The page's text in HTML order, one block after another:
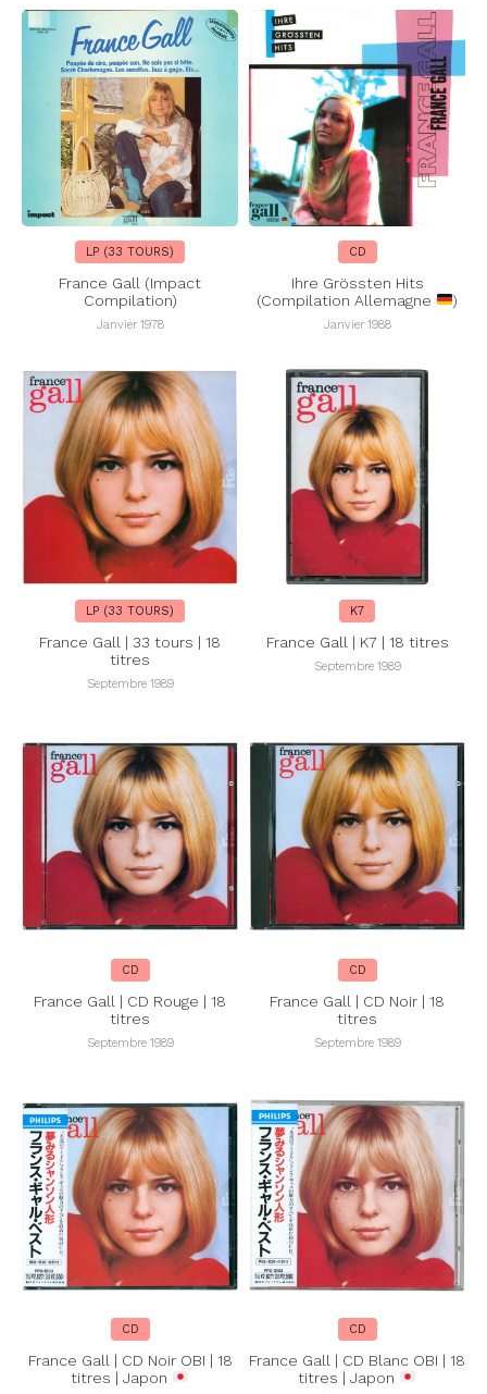
LP (33 TOURS)
France Gall (Impact
Compilation)
Janvier 1978
CD
Ihre Grössten Hits
(Compilation Allemagne
)
Janvier 1988
LP (33 TOURS)
France Gall | 33 tours | 18
titres
Septembre 1989
K7
France Gall | K7 | 18 titres
Septembre 1989
CD
France Gall | CD Rouge | 18
titres
Septembre 1989
CD
France Gall | CD Noir | 18
titres
Septembre 1989
CD
France Gall | CD Noir OBI | 18
titres | Japon
CD
France Gall | CD Blanc OBI | 18
titres | Japon